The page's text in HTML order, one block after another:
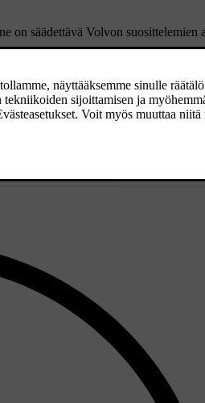
on säädettävä Volvon suosittelemien
kuljettajan puolen ovipilarista.